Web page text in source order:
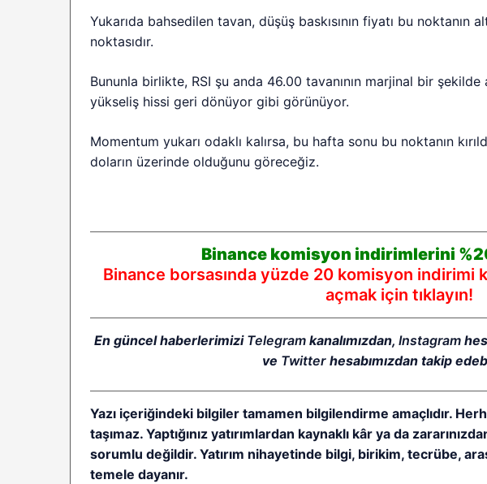
Yukarıda bahsedilen tavan, düşüş baskısının fiyatı bu noktanın
noktasıdır.
Bununla birlikte, RSI şu anda 46.00 tavanının marjinal bir şekilde
yükseliş hissi geri dönüyor gibi görünüyor.
Momentum yukarı odaklı kalırsa, bu hafta sonu bu noktanın
doların üzerinde olduğunu göreceğiz.
Binance komisyon indirimlerini
Binance borsasında yüzde 20 komisyon indirimi
açmak için tıklayın!
En güncel haberlerimizi Telegramkanalımızdan,Instagram
ve Twitterhesabımızdan takip
Yazı içeriğindeki bilgiler tamamen bilgilendirme amaçlıdır.
taşımaz. Yaptığınız yatırımlardan kaynaklı kâr ya da
sorumlu değildir. Yatırım nihayetinde bilgi, birikim, tecrübe,
temele dayanır.